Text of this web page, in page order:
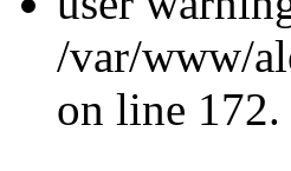
/var/www/
on line 172.